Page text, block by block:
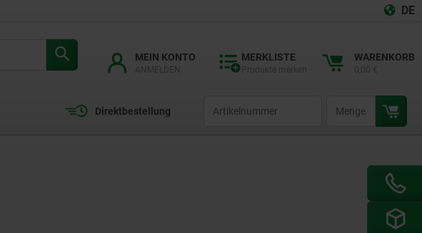
DE
MEIN KONTO MERKLISTE WARENKORB
Direktbestellung